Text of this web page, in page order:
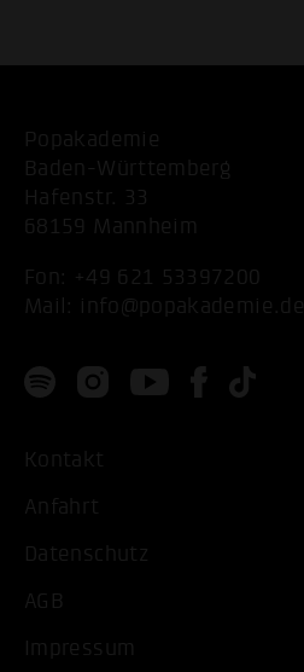
Popakademie
Baden-Württemberg
Hafenstr. 33
68159 Mannheim
Fon: +49 621 53397200
Mail: info@popakademie.de
Kontakt
Anfahrt
Datenschutz
AGB
Impressum